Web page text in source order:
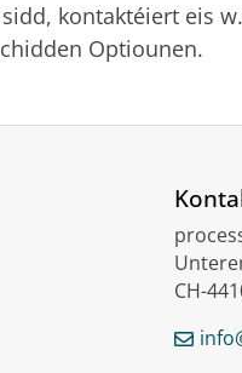
kontaktéiert eis
Optiounen.
CH-